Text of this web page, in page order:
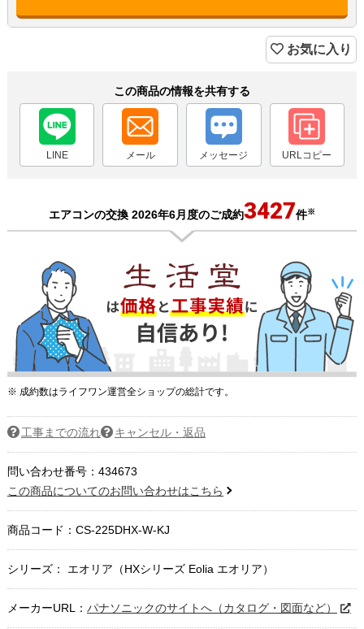
お気に入り
この商品の情報を共有する
LINE メール メッセージ URLコピー
エアコンの交換 2026年6月度のご成約3427件※
※ 成約数はライフワン運営全ショップの総計です。
工事までの流れ キャンセル・返品
問い合わせ番号：434673
この商品についてのお問い合わせはこちら
商品コード： CS-225DHX-W-KJ
シリーズ： エオリア（HXシリーズ Eolia エオリア）
メーカーURL： パナソニックのサイトへ（カタログ・図面など）